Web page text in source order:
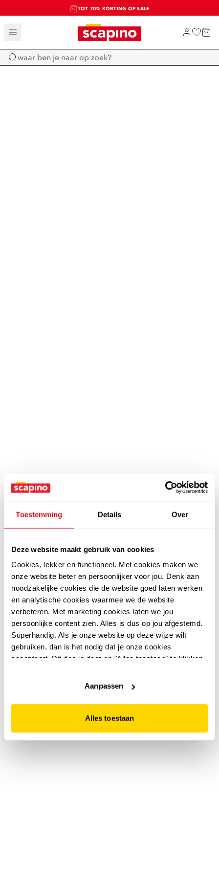
Toestemming Details Over
Deze website maakt gebruik van cookies
Cookies, lekker en functioneel. Met cookies maken we
onze website beter en persoonlijker voor jou. Denk aan
noodzakelijke cookies die de website goed laten werken
en analytische cookies waarmee we de website
verbeteren. Met marketing cookies laten we jou
persoonlijke content zien. Alles is dus op jou afgestemd.
Superhandig. Als je onze website op deze wijze wilt
gebruiken, dan is het nodig dat je onze cookies
accepteert. Dit doe je door op "Alles toestaan" te klikken.
website niet optimaal functioneert.
Aanpassen
Alles toestaan
TOT 70% KORTING OP SALE
SALE: LAATSTE KANS!
SHOP NIEUW
Home